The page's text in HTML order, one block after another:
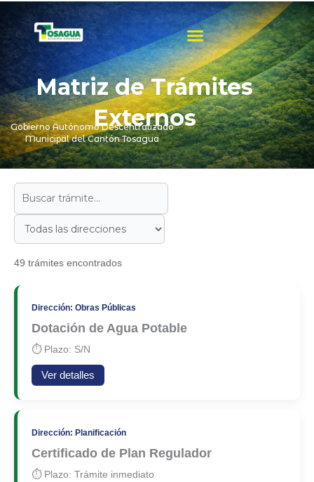
contenido
Matriz de Trámites
Externos
Gobierno Autónomo Descentralizado
Municipal del Cantón Tosagua
49 trámites encontrados
Dirección: Obras Públicas
Dotación de Agua Potable
⏱ Plazo: S/N
Ver detalles
Dirección: Planificación
Certificado de Plan Regulador
⏱ Plazo: Trámite inmediato